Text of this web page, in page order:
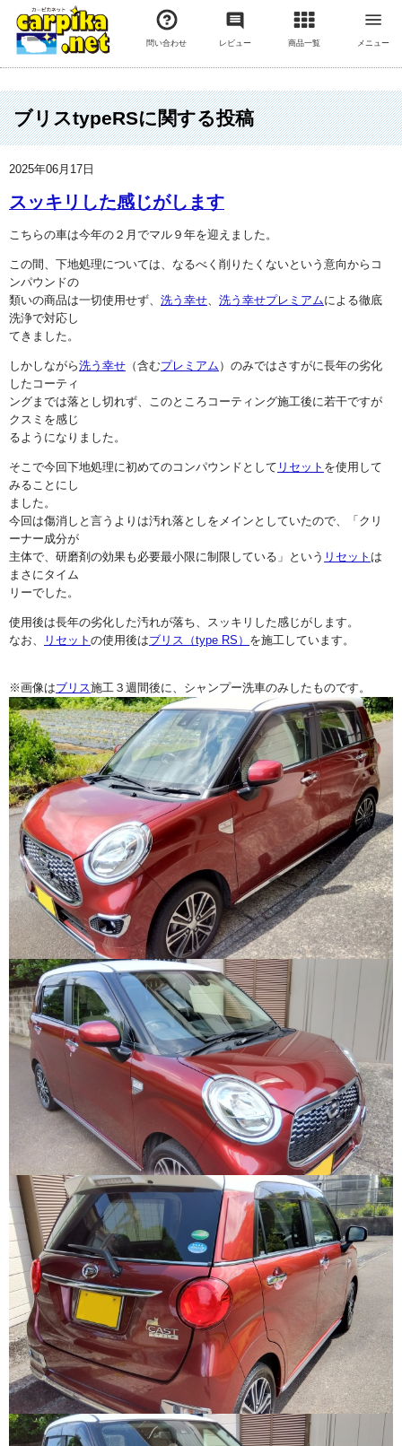
問い合わせ レビュー 商品一覧 メニュー
ブリスtypeRSに関する投稿
2025年06月17日
スッキリした感じがします
こちらの車は今年の２月でマル９年を迎えました。
この間、下地処理については、なるべく削りたくないという意向からコ
ンパウンドの
類いの商品は一切使用せず、 洗う幸せ 洗う幸せプレミアムによる徹底
洗浄で対応し
てきました。
しかしながら洗う幸せ （含むプレミアム ）のみではさすがに長年の劣化
したコーティ
ングまでは落とし切れず、このところコーティング施工後に若干ですが
クスミを感じ
るようになりました。
そこで今回下地処理に初めてのコンパウンドとして リセット を使用して
みることにし
ました。
今回は傷消しと言うよりは汚れ落としをメインとしていたので、「クリ
ーナー成分が
主体で、研磨剤の効果も必要最小限に制限している」という リセット は
まさにタイム
リーでした。
使用後は長年の劣化した汚れが落ち、スッキリした感じがします。
なお、
リセット の使用後はブリス（type RS） を施工しています。
※画像はブリス施工３週間後に、シャンプー洗車のみしたものです。